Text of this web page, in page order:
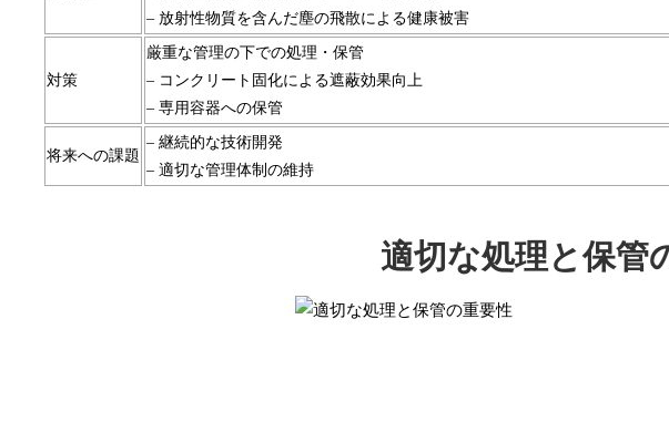
– 放射性物質を含んだ塵の飛散による健康被害
対策
厳重な管理の下での処理・保管
– コンクリート固化による遮蔽効果向上
– 専用容器への保管
将来への課題
– 継続的な技術開発
– 適切な管理体制の維持
適切な処理と保管